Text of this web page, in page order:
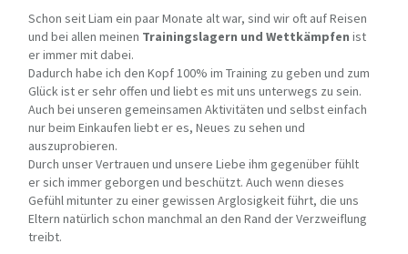
Schon seit Liam ein paar Monate alt war, sind wir oft auf Reisen
und bei allen meinen Trainingslagern und Wettkämpfen ist
er immer mit dabei.
Dadurch habe ich den Kopf 100% im Training zu geben und zum
Glück ist er sehr offen und liebt es mit uns unterwegs zu sein.
Auch bei unseren gemeinsamen Aktivitäten und selbst einfach
nur beim Einkaufen liebt er es, Neues zu sehen und
auszuprobieren.
Durch unser Vertrauen und unsere Liebe ihm gegenüber fühlt
er sich immer geborgen und beschützt. Auch wenn dieses
Gefühl mitunter zu einer gewissen Arglosigkeit führt, die uns
Eltern natürlich schon manchmal an den Rand der Verzweiflung
treibt.